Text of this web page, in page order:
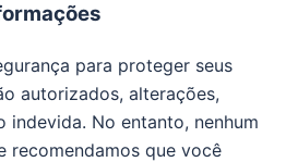
para proteger seus
autorizados, alterações,
indevida. No entanto, nenhum
recomendamos que você